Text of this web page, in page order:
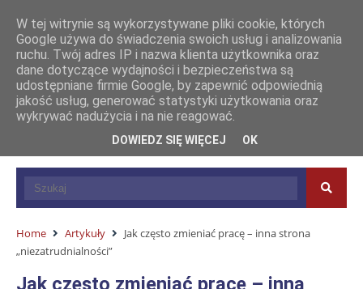
Home Artykuły
Jak często zmieniać pracę – inna strona
„niezatrudnialności”
Jak często zmieniać pracę – inna
W tej witrynie są wykorzystywane pliki cookie, których
Google używa do świadczenia swoich usług i analizowania
ruchu. Twój adres IP i nazwa klienta użytkownika oraz
dane dotyczące wydajności i bezpieczeństwa są
udostępniane firmie Google, by zapewnić odpowiednią
jakość usług, generować statystyki użytkowania oraz
wykrywać nadużycia i na nie reagować.
DOWIEDZ SIĘ WIĘCEJ OK